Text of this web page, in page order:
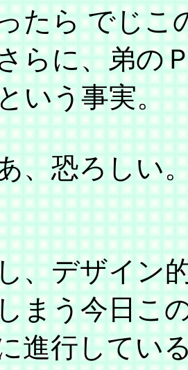
たら でじこ
らに、弟の
いう事実。
恐ろしい
デザイン
まう今日こ
進行してい